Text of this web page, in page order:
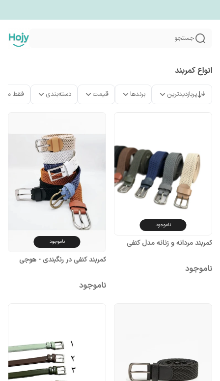
جستجو
انواع کمربند
پربازدیدترین برندها قیمت دسته‌بندی فقط
ناموجود
کمربند مردانه و زنانه مدل کنفی
ناموجود
ناموجود
کمربند کنفی در رنگبندی - هوجی
ناموجود